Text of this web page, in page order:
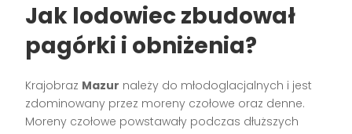
Jak lodowiec zbudował
pagórki i obniżenia?
Krajobraz Mazur należy do młodoglacjalnych i jest
zdominowany przez moreny czołowe oraz denne.
Moreny czołowe powstawały podczas dłuższych